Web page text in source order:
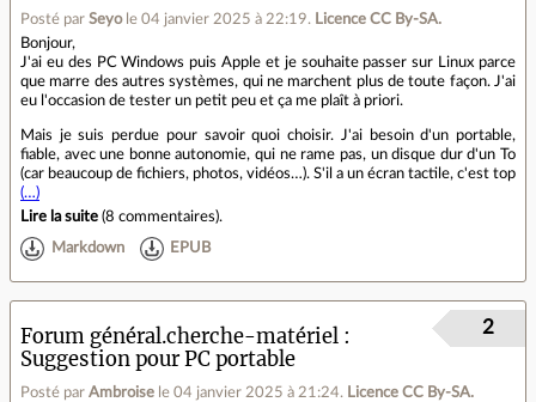
Posté par Seyo le 04 janvier 2025 à 22:19. Licence CC By‑SA.
Bonjour,
J'ai eu des PC Windows puis Apple et je souhaite passer sur Linux parce
que marre des autres systèmes, qui ne marchent plus de toute façon. J'ai
eu l'occasion de tester un petit peu et ça me plaît à priori.
Mais je suis perdue pour savoir quoi choisir. J'ai besoin d'un portable,
fiable, avec une bonne autonomie, qui ne rame pas, un disque dur d'un To
(car beaucoup de fichiers, photos, vidéos…). S'il a un écran tactile, c'est top
(…)
Lire la suite (8 commentaires).
Markdown EPUB
Forum général.cherche-matériel
Suggestion pour PC portable
Posté par Ambroise le 04 janvier 2025 à 21:24. Licence CC By‑SA.
2